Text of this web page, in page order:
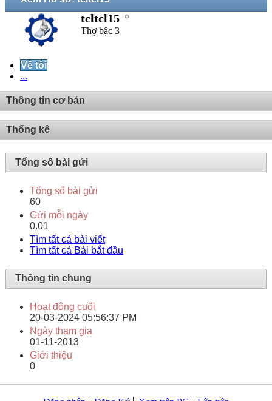
tcltcl15
Thợ bậc 3
Về tôi
...
Thông tin cơ bản
Thống kê
Tổng số bài gửi
Tổng số bài gửi
60
Gửi mỗi ngày
0.01
Tìm tất cả bài viết
Tìm tất cả Bài bắt đầu
Thông tin chung
Hoạt động cuối
20-03-2024 05:56:37 PM
Ngày tham gia
01-11-2013
Giới thiệu
0